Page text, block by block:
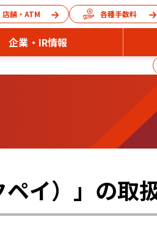
店舗・ATM 各種手数料
企業・IR情報
イ）」の取